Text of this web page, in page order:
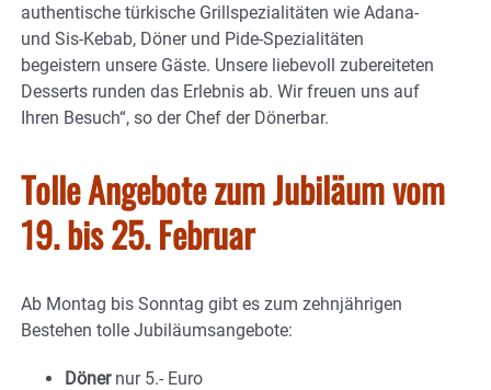
authentische türkische Grillspezialitäten wie Adana-
und Sis-Kebab, Döner und Pide-Spezialitäten
begeistern unsere Gäste. Unsere liebevoll zubereiteten
Desserts runden das Erlebnis ab. Wir freuen uns auf
Ihren Besuch“, so der Chef der Dönerbar.
Tolle Angebote zum Jubiläum vom
19. bis 25. Februar
Ab Montag bis Sonntag gibt es zum zehnjährigen
Bestehen tolle Jubiläumsangebote:
Dönernur 5.- Euro